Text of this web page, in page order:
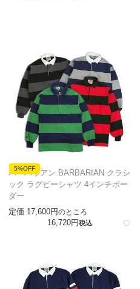
5%OFF
バーバリアン BARBARIAN クラシ
ック ラグビーシャツ 4インチボー
ダー
定価 17,600 のところ
16,720 税込